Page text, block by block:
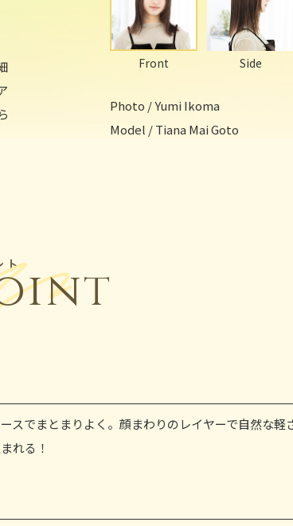
Front Side
Photo / Yumi Ikoma
Model / Tiana Mai Goto
ト
スでまとまりよく。顔まわりのレイヤーで自然な軽
れる！